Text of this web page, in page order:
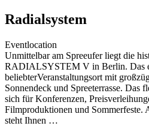
Radialsystem
Eventlocation
Unmittelbar am Spreeufer liegt die
RADIALSYSTEM V in Berlin. Das
beliebterVeranstaltungsort mit
Sonnendeck und Spreeterrasse. Das
sich für Konferenzen,
Filmproduktionen und Sommerfeste.
steht Ihnen …